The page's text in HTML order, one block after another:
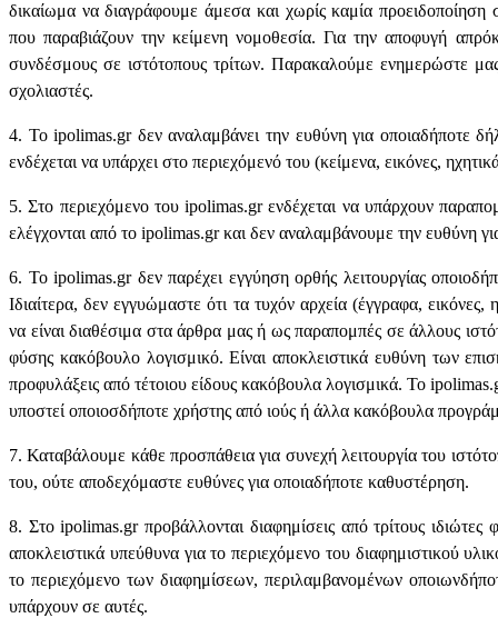
δικαίωμα να διαγράφουμε άμεσα και χωρίς καμία προειδοποίηση
που παραβιάζουν την κείμενη νομοθεσία. Για την αποφυγή
συνδέσμους σε ιστότοπους τρίτων. Παρακαλούμε ενημερώστε
σχολιαστές.
4. Το ipolimas.gr δεν αναλαμβάνει την ευθύνη για οποιαδήποτε
ενδέχεται να υπάρχει στο περιεχόμενό του (κείμενα, εικόνες,
5. Στο περιεχόμενο του ipolimas.gr ενδέχεται να υπάρχουν
ελέγχονται από το ipolimas.gr και δεν αναλαμβάνουμε την ευθύνη
6. Το ipolimas.gr δεν παρέχει εγγύηση ορθής λειτουργίας
Ιδιαίτερα, δεν εγγυώμαστε ότι τα τυχόν αρχεία (έγγραφα,
να είναι διαθέσιμα στα άρθρα μας ή ως παραπομπές σε άλλους
φύσης κακόβουλο λογισμικό. Είναι αποκλειστικά ευθύνη των
προφυλάξεις από τέτοιου είδους κακόβουλα λογισμικά. Το
υποστεί οποιοσδήποτε χρήστης από ιούς ή άλλα κακόβουλα
7. Καταβάλουμε κάθε προσπάθεια για συνεχή λειτουργία του
του, ούτε αποδεχόμαστε ευθύνες για οποιαδήποτε καθυστέρηση.
8. Στο ipolimas.gr προβάλλονται διαφημίσεις από τρίτους
αποκλειστικά υπεύθυνα για το περιεχόμενο του διαφημιστικού
το περιεχόμενο των διαφημίσεων, περιλαμβανομένων
υπάρχουν σε αυτές.